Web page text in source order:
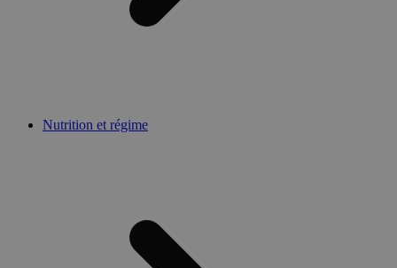
Nutrition et régime